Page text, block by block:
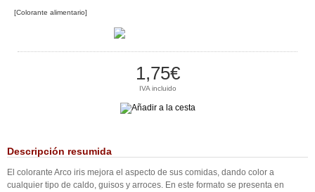
[Colorante alimentario]
1,75€
IVA incluido
Descripción resumida
El colorante Arco iris mejora el aspecto de sus comidas, dando color a
cualquier tipo de caldo, guisos y arroces. En este formato se presenta en